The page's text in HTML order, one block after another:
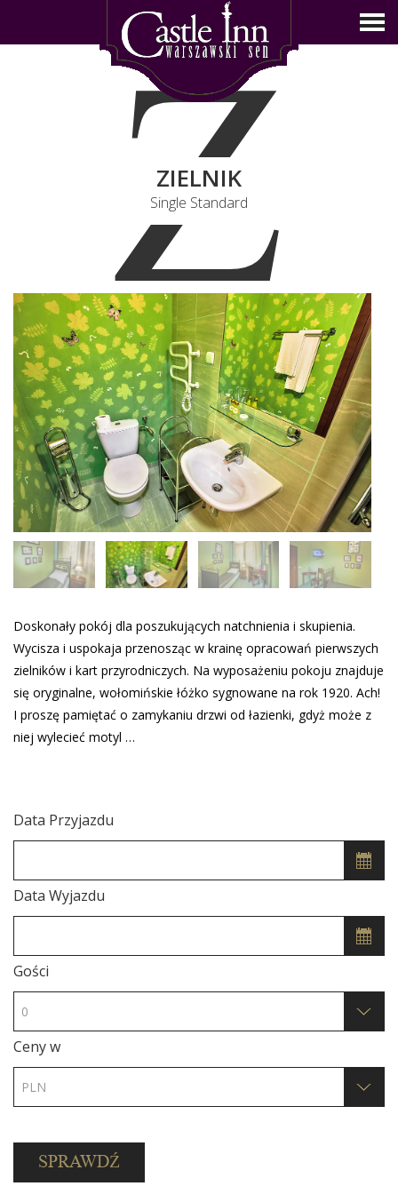
Z
ZIELNIK
Single Standard
Doskonały pokój dla poszukujących natchnienia i skupienia.
Wycisza i uspokaja przenosząc w krainę opracowań pierwszych
zielników i kart przyrodniczych. Na wyposażeniu pokoju znajduje
się oryginalne, wołomińskie łóżko sygnowane na rok 1920. Ach!
I proszę pamiętać o zamykaniu drzwi od łazienki, gdyż może z
niej wylecieć motyl …
Data Przyjazdu
Data Wyjazdu
Gości
Ceny w